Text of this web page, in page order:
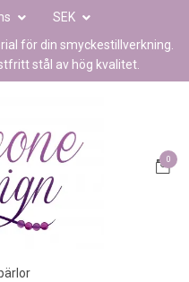
SEK
för din smyckestillverkning.
stål av hög kvalitet.
0